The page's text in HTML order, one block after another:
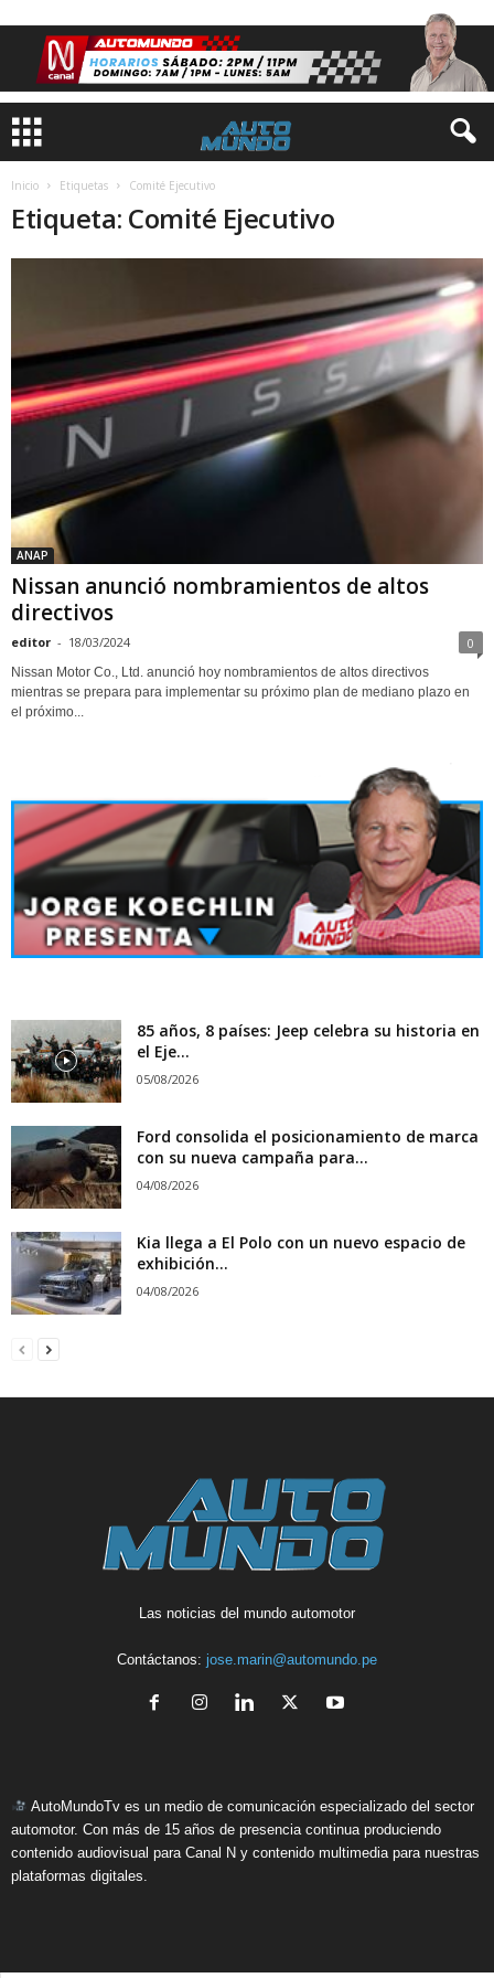
Inicio Etiquetas Comité Ejecutivo
Etiqueta: Comité Ejecutivo
ANAP
Nissan anunció nombramientos de altos
directivos
editor - 18/03/2024 0
Nissan Motor Co., Ltd. anunció hoy nombramientos de altos directivos
mientras se prepara para implementar su próximo plan de mediano plazo en
el próximo...
85 años, 8 países: Jeep celebra su historia en
el Eje...
05/08/2026
Ford consolida el posicionamiento de marca
con su nueva campaña para...
04/08/2026
Kia llega a El Polo con un nuevo espacio de
exhibición...
04/08/2026
Las noticias del mundo automotor
Contáctanos: jose.marin@automundo.pe
AutoMundoTv es un medio de comunicación especializado del sector
automotor. Con más de 15 años de presencia continua produciendo
contenido audiovisual para Canal N y contenido multimedia para nuestras
plataformas digitales.